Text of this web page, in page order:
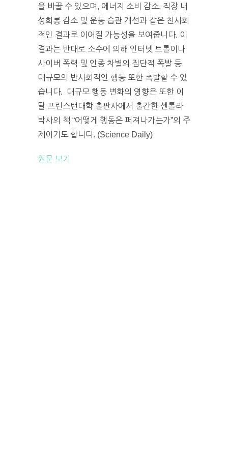
을 바꿀 수 있으며, 에너지 소비 감소, 직장 내
성희롱 감소 및 운동 습관 개선과 같은 친사회
적인 결과로 이어질 가능성을 보여줍니다. 이
결과는 반대로 소수에 의해 인터넷 트롤이나
사이버 폭력 및 인종 차별의 집단적 폭발 등
대규모의 반사회적인 행동 또한 촉발할 수 있
습니다. 대규모 행동 변화의 영향은 또한 이
달 프린스턴대학 출판사에서 출간한 센톨라
박사의 책 “어떻게 행동은 퍼져나가는가”의 주
제이기도 합니다. (Science Daily)
원문 보기